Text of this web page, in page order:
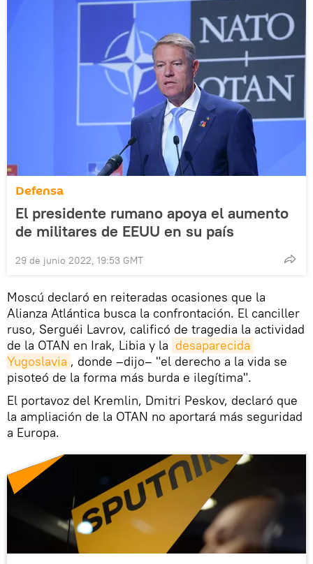
Defensa
El presidente rumano apoya el aumento
de militares de EEUU en su país
29 de junio 2022, 19:53 GMT
Moscú declaró en reiteradas ocasiones que la
Alianza Atlántica busca la confrontación. El canciller
ruso, Serguéi Lavrov, calificó de tragedia la actividad
de la OTAN en Irak, Libia y la desaparecida
Yugoslavia , donde –dijo– "el derecho a la vida se
pisoteó de la forma más burda e ilegítima".
El portavoz del Kremlin, Dmitri Peskov, declaró que
la ampliación de la OTAN no aportará más seguridad
a Europa.